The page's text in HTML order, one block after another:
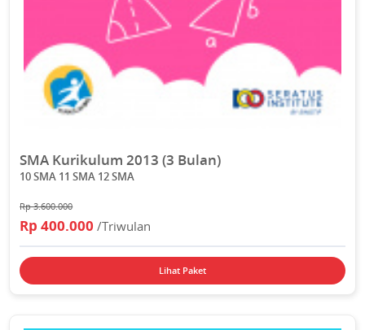
SMA Kurikulum 2013 (3 Bulan)
10 SMA 11 SMA 12 SMA
Rp 3.600.000
Rp 400.000/Triwulan
Lihat Paket